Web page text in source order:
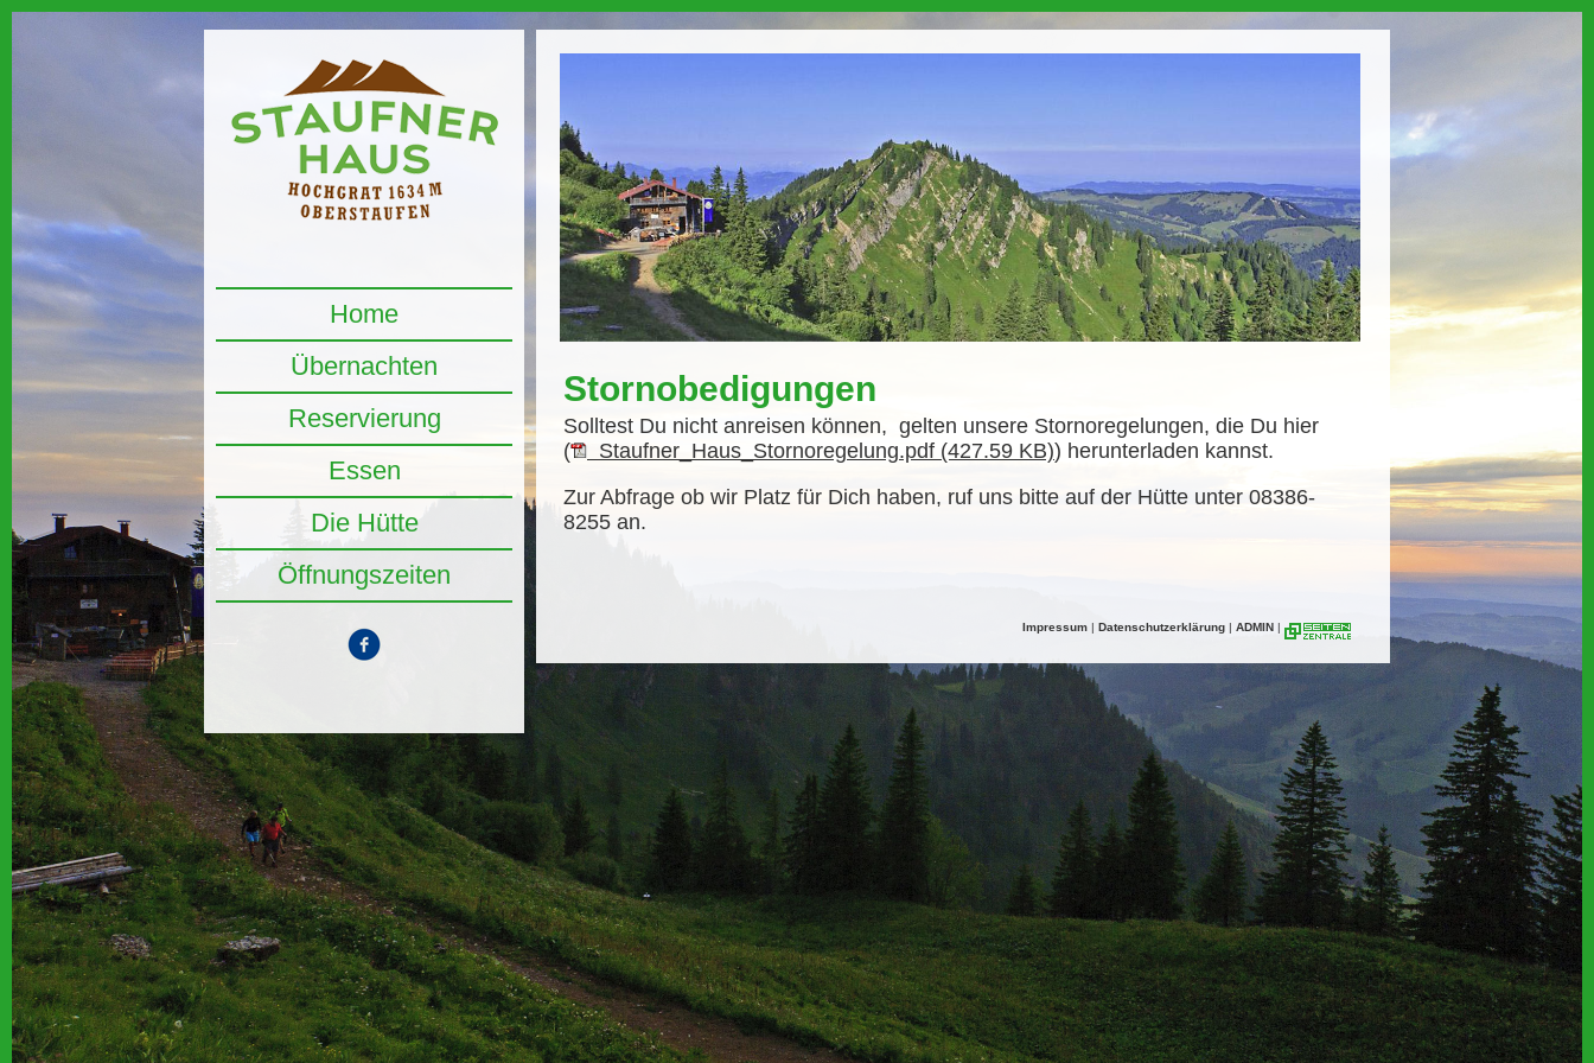
Home
Übernachten
Reservierung
Essen
Die Hütte
Öffnungszeiten
Stornobedigungen
Solltest Du nicht anreisen können, gelten unsere Stornoregelungen, die Du hier
(
Staufner_Haus_Stornoregelung.pdf (427.59 KB)) herunterladen kannst.
Zur Abfrage ob wir Platz für Dich haben, ruf uns bitte auf der Hütte unter 08386-
8255 an.
Impressum | Datenschutzerklärung | ADMIN |